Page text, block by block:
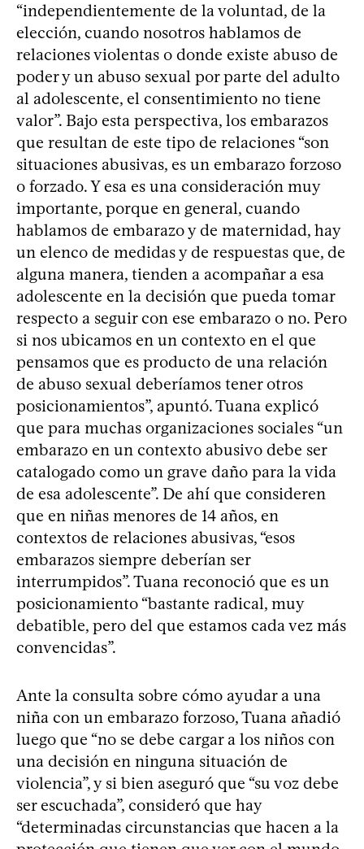
“independientemente de la voluntad, de la
elección, cuando nosotros hablamos de
relaciones violentas o donde existe abuso de
poder y un abuso sexual por parte del adulto
al adolescente, el consentimiento no tiene
valor”. Bajo esta perspectiva, los embarazos
que resultan de este tipo de relaciones “son
situaciones abusivas, es un embarazo forzoso
o forzado. Y esa es una consideración muy
importante, porque en general, cuando
hablamos de embarazo y de maternidad, hay
un elenco de medidas y de respuestas que, de
alguna manera, tienden a acompañar a esa
adolescente en la decisión que pueda tomar
respecto a seguir con ese embarazo o no. Pero
si nos ubicamos en un contexto en el que
pensamos que es producto de una relación
de abuso sexual deberíamos tener otros
posicionamientos”, apuntó. Tuana explicó
que para muchas organizaciones sociales “un
embarazo en un contexto abusivo debe ser
catalogado como un grave daño para la vida
de esa adolescente”. De ahí que consideren
que en niñas menores de 14 años, en
contextos de relaciones abusivas, “esos
embarazos siempre deberían ser
interrumpidos”. Tuana reconoció que es un
posicionamiento “bastante radical, muy
debatible, pero del que estamos cada vez más
convencidas”.
Ante la consulta sobre cómo ayudar a una
niña con un embarazo forzoso, Tuana añadió
luego que “no se debe cargar a los niños con
una decisión en ninguna situación de
violencia”, y si bien aseguró que “su voz debe
ser escuchada”, consideró que hay
“determinadas circunstancias que hacen a la